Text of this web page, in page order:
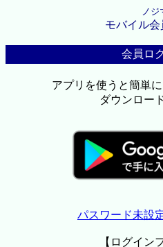
ノジ
モバイル会
会員ロ
アプリを使うと簡単
ダウンロー
パスワード未設
【ログイン